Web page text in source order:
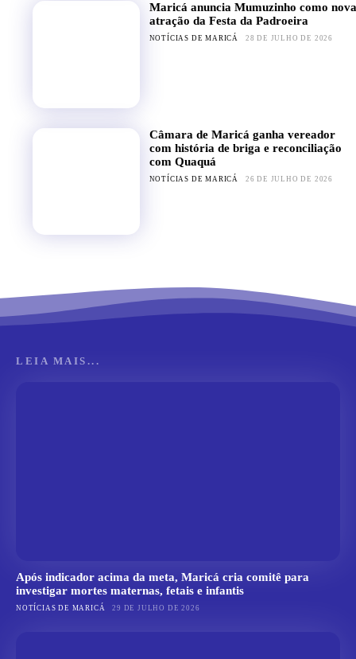
Maricá anuncia Mumuzinho como nova
atração da Festa da Padroeira
NOTÍCIAS DE MARICÁ 28 DE JULHO DE 2026
Câmara de Maricá ganha vereador
com história de briga e reconciliação
com Quaquá
NOTÍCIAS DE MARICÁ 26 DE JULHO DE 2026
LEIA MAIS...
Após indicador acima da meta, Maricá cria comitê para
investigar mortes maternas, fetais e infantis
NOTÍCIAS DE MARICÁ 29 DE JULHO DE 2026